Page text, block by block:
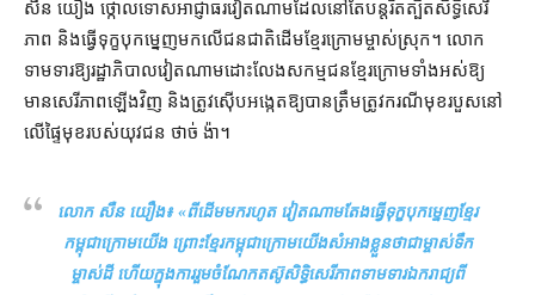
សឺ​ន យឿ​ង ថ្កោលទោស​អាជ្ញាធរ​វៀតណាម​ដែល​នៅតែ​បន្ត​រឹតត្បិត​សិទ្ធិ​សេរី
ភាព និង​ធ្វើទុក្ខបុកម្នេញ​មក​លើ​ជនជាតិ​ដើម​ខ្មែរក្រោម​ម្ចាស់​ស្រុក​។ លោក​
ទាមទារ​ឱ្យ​រដ្ឋាភិបាល​វៀតណាម​ដោះលែង​សកម្មជន​ខ្មែរក្រោម​ទាំងអស់​ឱ្យ​
មាន​សេរីភាព​ឡើងវិញ និង​ត្រូវ​ស៊ើបអង្កេត​ឱ្យ​បាន​ត្រឹមត្រូវ​ករណី​មុខរបួស​នៅ​
លើ​ផ្ទៃមុខ​របស់​យុវជន ថាច់ ង៉ា។
លោក សឺន យឿង៖ «ពី​ដើម​មករ​ហូត វៀតណាម​តែង​ធ្វើទុក្ខបុកម្នេញ​ខ្មែរ​
កម្ពុជា​ក្រោម​យើង ព្រោះ​ខ្មែរ​កម្ពុជា​ក្រោម​យើង​សំអាង​ខ្លួន​ថា​ជា​ម្ចាស់​ទឹក​
ម្ចាស់​ដី ហើយ​ក្នុង​ការ​រួមចំណែក​តស៊ូ​សិទ្ធិ​សេរីភាព​ទាមទារ​ឯករាជ្យ​ពី​